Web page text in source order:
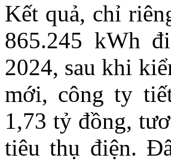
Kết quả, chỉ
865.245 kWh
2024, sau khi
mới, công ty
1,73 tỷ đồng,
tiêu thụ điện.